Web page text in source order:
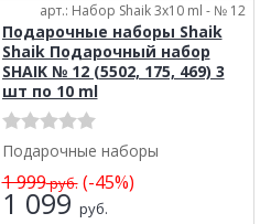
арт.: Набор Shaik 3х10 ml - № 12
Подарочные наборы Shaik
Shaik Подарочный набор
SHAIK № 12 (5502, 175, 469) 3
шт по 10 ml
Подарочные наборы
1 999руб.(-45%)
1 099 руб.